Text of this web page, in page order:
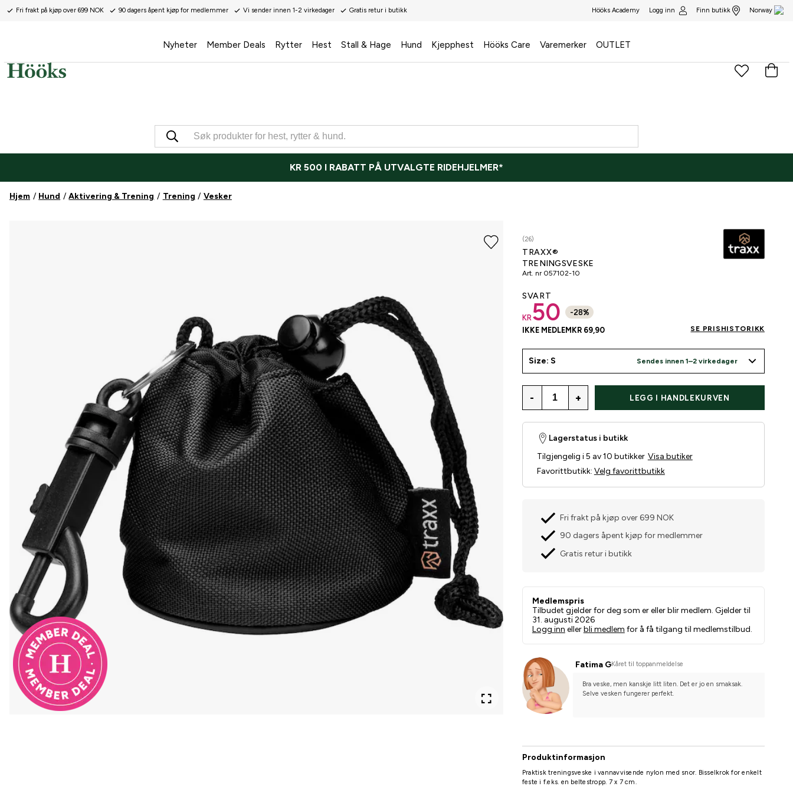
Fri frakt på kjøp over 699 NOK 90 dagers åpent kjøp for medlemmer Vi sender innen 1-2 virkedager Gratis retur i butikk Hööks Academy Logg inn Finn butikk Norway
Nyheter Member Deals Rytter Hest Stall & Hage Hund Kjepphest Hööks Care Varemerker OUTLET
KR 500 I RABATT PÅ UTVALGTE RIDEHJELMER*
Hjem Hund Aktivering & Trening Trening Vesker
(26)
TRAXX®
TRENINGSVESKE
Art. nr 057102-10
SVART
50
KR
-28%
IKKE MEDLEMKR 69,90 SE PRISHISTORIKK
Size: S Sendes innen 1–2 virkedager
- + LEGG I HANDLEKURVEN
Lagerstatus i butikk
Tilgjengelig i 5 av 10 butikker Visa butiker
Favorittbutikk: Velg favorittbutikk
Fri frakt på kjøp over 699 NOK
90 dagers åpent kjøp for medlemmer
Gratis retur i butikk
Medlemspris
Tilbudet gjelder for deg som er eller blir medlem. Gjelder til
31. augusti 2026
Logg inn ellerbli medlem for å få tilgang til medlemstilbud.
Fatima GKåret til toppanmeldelse
Bra veske, men kanskje litt liten. Det er jo en smaksak.
Selve vesken fungerer perfekt.
Produktinformasjon
Praktisk treningsveske i vannavvisende nylon med snor. Bisselkrok for enkelt
feste i f.eks. en beltestropp. 7 x 7 cm.